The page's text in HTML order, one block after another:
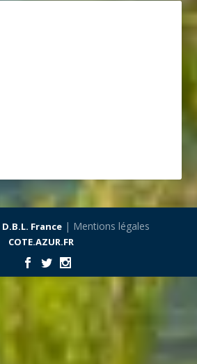
D.B.L. France| Mentions légales
COTE.AZUR.FR